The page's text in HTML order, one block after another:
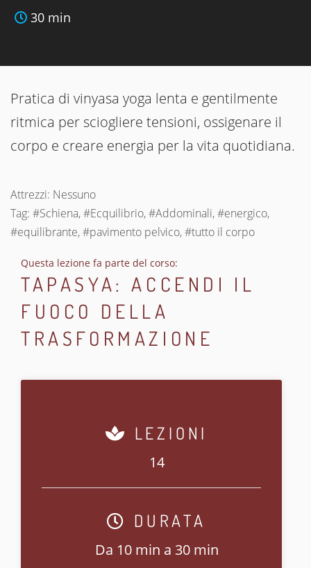
30 min
Pratica di vinyasa yoga lenta e gentilmente
ritmica per sciogliere tensioni, ossigenare il
corpo e creare energia per la vita quotidiana.
Attrezzi: Nessuno
Tag: #Schiena, #Ecquilibrio, #Addominali, #energico,
#equilibrante, #pavimento pelvico, #tutto il corpo
Questa lezione fa parte del corso:
TAPASYA: ACCENDI IL
FUOCO DELLA
TRASFORMAZIONE
LEZIONI
14
DURATA
Da 10 min a 30 min